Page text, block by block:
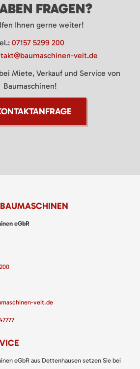
FRAGEN?
Ihnen gerne weiter!
07157 5299 200
veit.de
Miete, Verkauf und Service von
Baumaschinen!
eGbR
veit.de
eGbR aus Dettenhausen setzen Sie bei